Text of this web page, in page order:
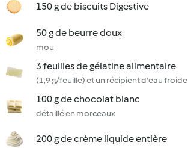
150 g de biscuits Digestive
50 g de beurre doux
mou
3 feuilles de gélatine alimentaire
(1,9 g/feuille) et un récipient d'eau froide
100 g de chocolat blanc
détaillé en morceaux
200 g de crème liquide entière